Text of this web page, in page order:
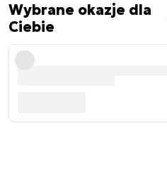
Wybrane okazje dla
Ciebie